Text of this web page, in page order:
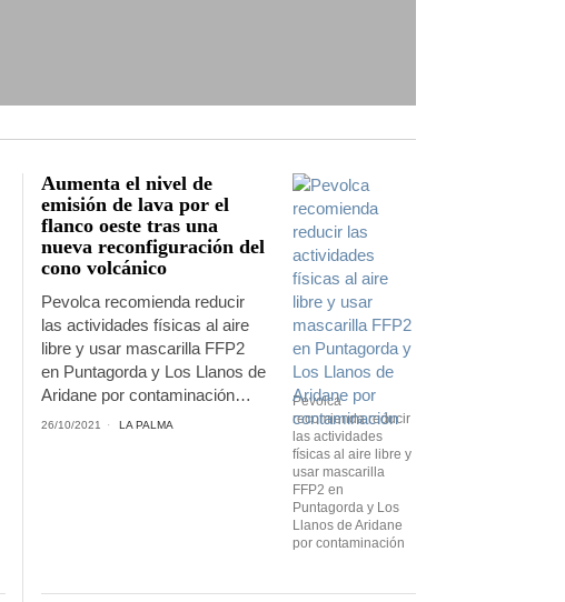
Pevolca
recomienda reducir
las actividades
físicas al aire libre y
usar mascarilla
FFP2 en
Puntagorda y Los
Llanos de Aridane
por contaminación
Aumenta el nivel de
emisión de lava por el
flanco oeste tras una
nueva reconfiguración del
cono volcánico
Pevolca recomienda reducir
las actividades físicas al aire
libre y usar mascarilla FFP2
en Puntagorda y Los Llanos de
Aridane por contaminación…
26/10/2021 LA PALMA